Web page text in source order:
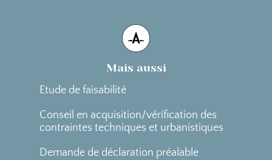
Mais aussi
Etude de faisabilité
Conseil en acquisition/vérification des
contraintes techniques et urbanistiques
Demande de déclaration préalable